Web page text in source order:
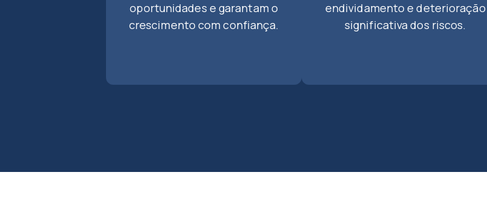
oportunidades e garantam o
crescimento com confiança.
endividamento e deterioração
significativa dos riscos.